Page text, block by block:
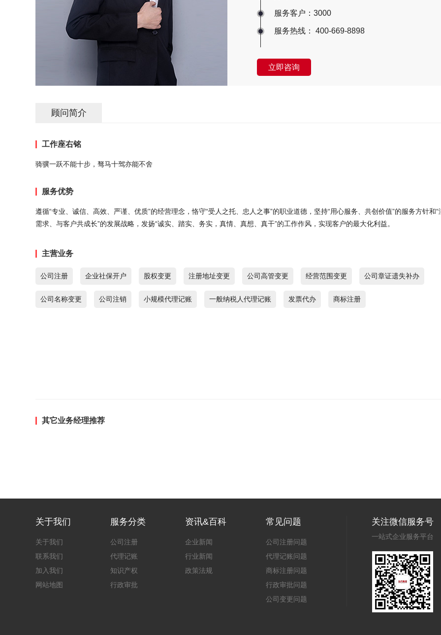
服务客户：3000
服务热线： 400-669-8898
立即咨询
顾问简介
工作座右铭
骑骥一跃不能十步，驽马十驾亦能不舍
服务优势
遵循“专业、诚信、高效、严谨、优质”的经营理念，恪守“受人之托、忠人之事”的职业道德，坚持“用心服务、共创价值”的服务方针和“
需求、与客户共成长”的发展战略，发扬“诚实、踏实、务实，真情、真想、真干”的工作作风，实现客户的最大化利益。
主营业务
公司注册 企业社保开户 股权变更 注册地址变更 公司高管变更 经营范围变更 公司章证遗失补办
公司名称变更 公司注销 小规模代理记账 一般纳税人代理记账 发票代办 商标注册
其它业务经理推荐
关于我们
关于我们
联系我们
加入我们
网站地图
服务分类
公司注册
代理记账
知识产权
行政审批
资讯&百科
企业新闻
行业新闻
政策法规
常见问题
公司注册问题
代理记账问题
商标注册问题
行政审批问题
公司变更问题
关注微信服务号
一站式企业服务平台